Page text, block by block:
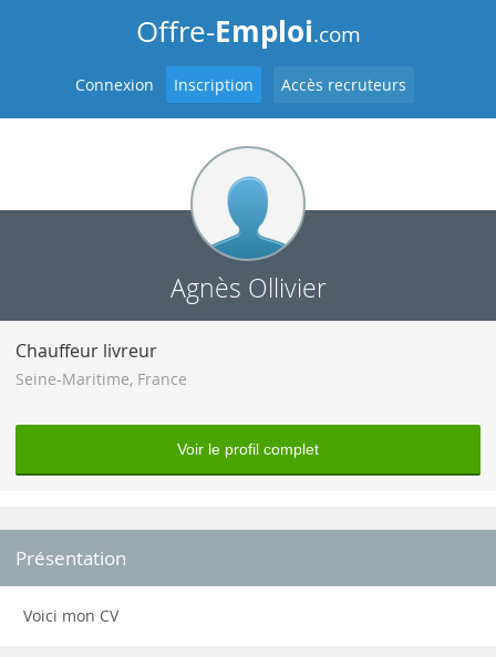
Offre-Emploi.com
Connexion Inscription Accès recruteurs
Agnès Ollivier
Chauffeur livreur
Seine-Maritime, France
Voir le profil complet
Présentation
Voici mon CV